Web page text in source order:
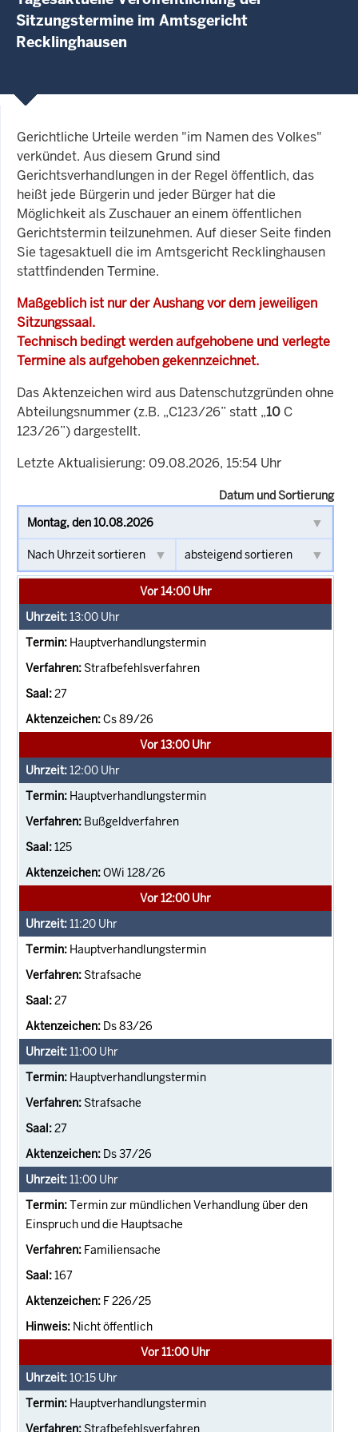
Sitzungstermine im Amtsgericht
Recklinghausen
Gerichtliche Urteile werden "im Namen des Volkes"
verkündet. Aus diesem Grund sind
Gerichtsverhandlungen in der Regel öffentlich, das
heißt jede Bürgerin und jeder Bürger hat die
Möglichkeit als Zuschauer an einem öffentlichen
Gerichtstermin teilzunehmen. Auf dieser Seite finden
Sie tagesaktuell die im Amtsgericht Recklinghausen
stattfindenden Termine.
Maßgeblich ist nur der Aushang vor dem jeweiligen
Sitzungssaal.
Technisch bedingt werden aufgehobene und verlegte
Termine als aufgehoben gekennzeichnet.
Das Aktenzeichen wird aus Datenschutzgründen ohne
Abteilungsnummer (z.B. „C123/26” statt „10 C
123/26”) dargestellt.
Letzte Aktualisierung: 09.08.2026, 15:54 Uhr
Datum und Sortierung
Vor 14:00 Uhr
13:00 Uhr
Hauptverhandlungstermin
Strafbefehlsverfahren
27
Cs 89/26
Vor 13:00 Uhr
12:00 Uhr
Hauptverhandlungstermin
Bußgeldverfahren
125
OWi 128/26
Vor 12:00 Uhr
11:20 Uhr
Hauptverhandlungstermin
Strafsache
27
Ds 83/26
11:00 Uhr
Hauptverhandlungstermin
Strafsache
27
Ds 37/26
11:00 Uhr
Termin zur mündlichen Verhandlung über den
Einspruch und die Hauptsache
Familiensache
167
F 226/25
Nicht öffentlich
Vor 11:00 Uhr
10:15 Uhr
Hauptverhandlungstermin
Strafbefehlsverfahren